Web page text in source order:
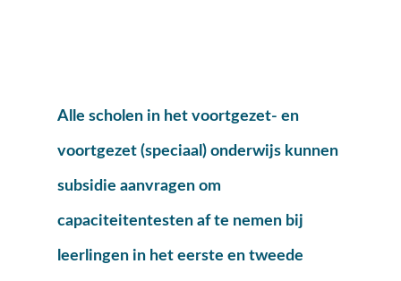
Alle scholen in het voortgezet- en
voortgezet (speciaal) onderwijs kunnen
subsidie aanvragen om
capaciteitentesten af te nemen bij
leerlingen in het eerste en tweede